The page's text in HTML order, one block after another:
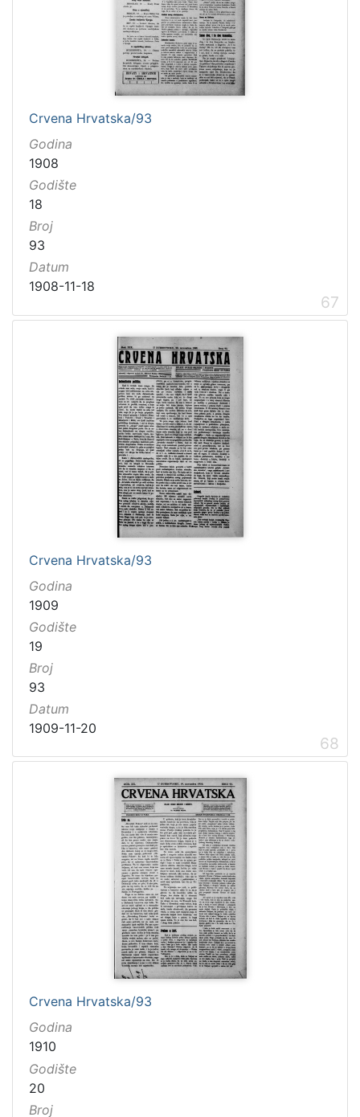
Crvena Hrvatska/93
Godina
1908
Godište
18
Broj
93
Datum
1908-11-18
67
Crvena Hrvatska/93
Godina
1909
Godište
19
Broj
93
Datum
1909-11-20
68
Crvena Hrvatska/93
Godina
1910
Godište
20
Broj